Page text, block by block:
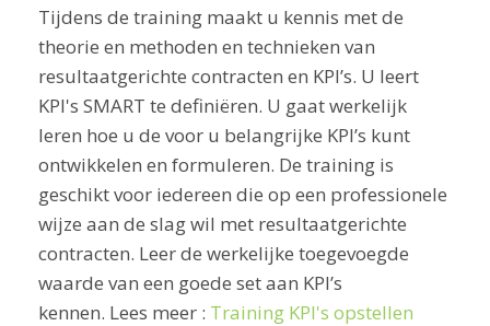
Tijdens de training maakt u kennis met de
theorie en methoden en technieken van
resultaatgerichte contracten en KPI’s. U leert
KPI's SMART te definiëren. U gaat werkelijk
leren hoe u de voor u belangrijke KPI’s kunt
ontwikkelen en formuleren. De training is
geschikt voor iedereen die op een professionele
wijze aan de slag wil met resultaatgerichte
contracten. Leer de werkelijke toegevoegde
waarde van een goede set aan KPI’s
kennen. Lees meer : Training KPI's opstellen